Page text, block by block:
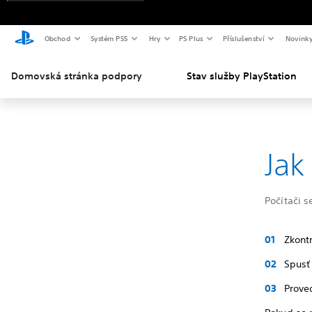
Obchod Systém PS5 Hry PS Plus Příslušenství Novinky
Domovská stránka podpory Stav služby PlayStation
Počítači